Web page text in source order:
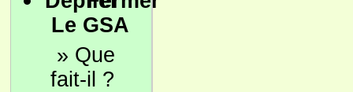
Le GSA
» Que
fait-il ?